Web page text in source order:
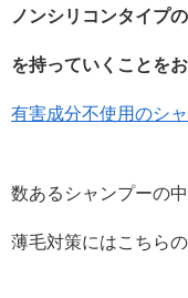
ノンシリコンタイプ
を持っていくことを
有害成分不使用のシ
数あるシャンプーの
薄毛対策にはこちら